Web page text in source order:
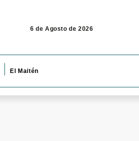
6 de Agosto de 2026
El Maitén